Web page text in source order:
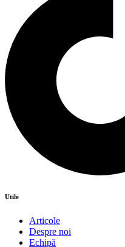
Utile
Articole
Despre noi
Echipă